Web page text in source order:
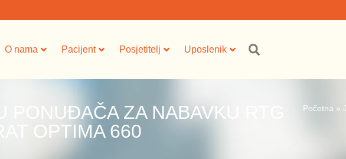
O nama Pacijent Posjetitelj Uposlenik
PONUĐAČA ZA NABAVKU RTG
OPTIMA 660
Početna»